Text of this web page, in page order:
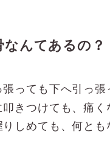
んてあるの？
っても下へ引っ張
きつけても、痛く
しめても、何とも